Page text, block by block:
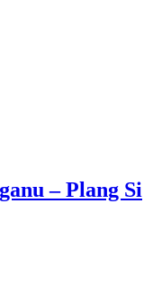
– Plang Si